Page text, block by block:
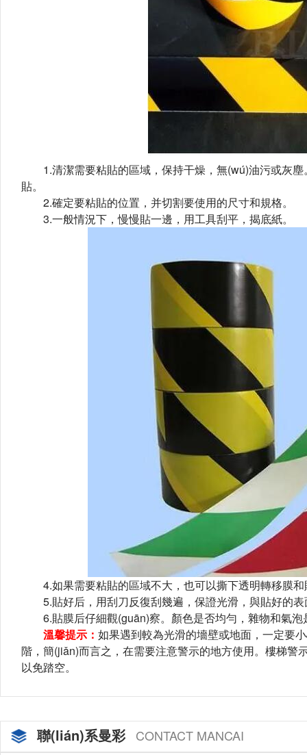
1.清潔需要粘貼的區域，保持干燥，無(wú)油污或灰
貼。
2.確定要粘貼的位置，并切割要使用的尺寸和規格。
3.一般情況下，慢慢貼一邊，用工具刮平，揭底紙。
4.如果需要粘貼的區域不大，也可以撕下透明轉移膜和貼紙
5.貼好后，用刮刀反復刮幾遍，保證光滑，與貼好的
6.貼膜后仔細觀(guān)察。顏色是否均勻，雜物和氣泡是
溫馨提示： 如果遇到較為光滑的墻壁或地面，一定要
階，簡(jiǎn)而言之，在需要注意警示的地方使用。
以免踏空。
聯(lián)系曼彩 CONTACT MANCAI